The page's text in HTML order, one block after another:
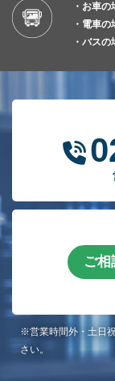
・お車
・電車
・バス
ご
※営業時間外・土日
さい。